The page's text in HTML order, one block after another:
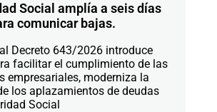
Social amplía a seis días
comunicar bajas.
Decreto 643/2026 introduce
facilitar el cumplimiento de las
empresariales, moderniza la
los aplazamientos de deudas
Social